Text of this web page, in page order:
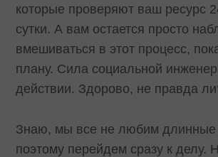
которые проверяют ваш ресурс
сутки. А вам остается просто
вмешиваться в этот процесс,
плану. Сила социальной
действии. Здорово, не правда
Знаю, мы все не любим длинные
поэтому перейдем сразу к делу.